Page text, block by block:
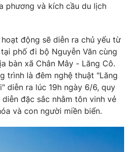
phương và kích cầu du lịch
động sẽ diễn ra chủ yếu từ
phố đi bộ Nguyễn Văn cùng
bàn xã Chân Mây - Lăng Cô.
trình là đêm nghệ thuật "Lăng
diễn ra lúc 19h ngày 6/6, quy
đặc sắc nhằm tôn vinh vẻ
và con người miền biển.